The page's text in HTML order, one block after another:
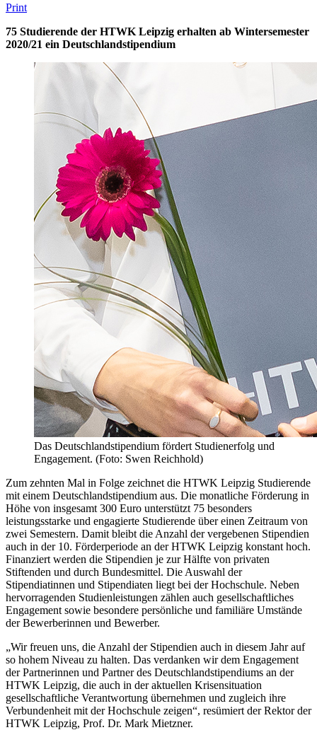
Print
75 Studierende der HTWK Leipzig erhalten ab Wintersemester
2020/21 ein Deutschlandstipendium
Das Deutschlandstipendium fördert Studienerfolg und
Engagement. (Foto: Swen Reichhold)
Zum zehnten Mal in Folge zeichnet die HTWK Leipzig Studierende
mit einem Deutschlandstipendium aus. Die monatliche Förderung in
Höhe von insgesamt 300 Euro unterstützt 75 besonders
leistungsstarke und engagierte Studierende über einen Zeitraum von
zwei Semestern. Damit bleibt die Anzahl der vergebenen Stipendien
auch in der 10. Förderperiode an der HTWK Leipzig konstant hoch.
Finanziert werden die Stipendien je zur Hälfte von privaten
Stiftenden und durch Bundesmittel. Die Auswahl der
Stipendiatinnen und Stipendiaten liegt bei der Hochschule. Neben
hervorragenden Studienleistungen zählen auch gesellschaftliches
Engagement sowie besondere persönliche und familiäre Umstände
der Bewerberinnen und Bewerber.
„Wir freuen uns, die Anzahl der Stipendien auch in diesem Jahr auf
so hohem Niveau zu halten. Das verdanken wir dem Engagement
der Partnerinnen und Partner des Deutschlandstipendiums an der
HTWK Leipzig, die auch in der aktuellen Krisensituation
gesellschaftliche Verantwortung übernehmen und zugleich ihre
Verbundenheit mit der Hochschule zeigen“, resümiert der Rektor der
HTWK Leipzig, Prof. Dr. Mark Mietzner.